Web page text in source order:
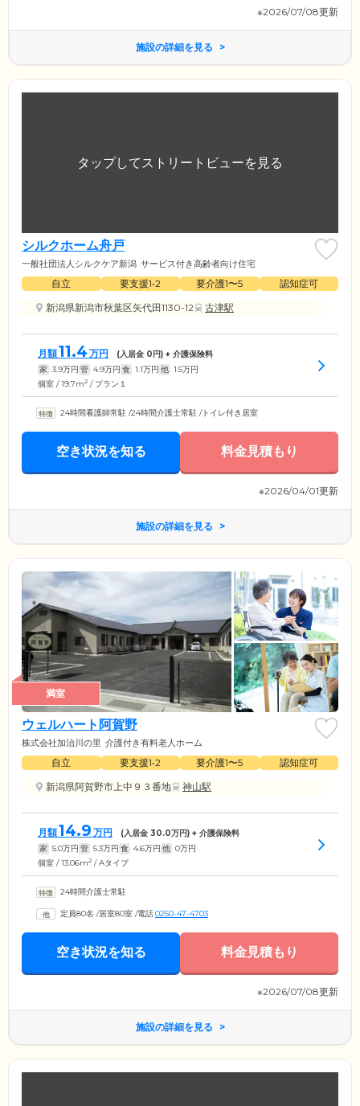
※2026/07/08更新
施設の詳細を見る
シルクホーム舟戸
一般社団法人シルクケア新潟 サービス付き高齢者向け住宅
自立 要支援1•2 要介護1〜5
認知症可
新潟県新潟市秋葉区矢代田1130-12
古津駅
月額11.4 万円 (入居金 0円) + 介護保険料
家 3.9万円 管 4.9万円 食 1.1万円 他 1.5万円
個室 / 19.7m2 / プラン１
24時間看護師常駐 /24時間介護士常駐 /トイレ付き居室
空き状況を知る 料金見積もり
※2026/04/01更新
施設の詳細を見る
満室
ウェルハート阿賀野
株式会社加治川の里 介護付き有料老人ホーム
自立 要支援1•2 要介護1〜5
認知症可
新潟県阿賀野市上中９３番地
神山駅
月額14.9 万円 (入居金 30.0万円) + 介護保険料
家 5.0万円 管 5.3万円 食 4.6万円 他 0万円
個室 / 13.06m2 / Aタイプ
24時間介護士常駐
定員80名 /居室80室 /電話0250-47-4703
空き状況を知る 料金見積もり
※2026/07/08更新
施設の詳細を見る